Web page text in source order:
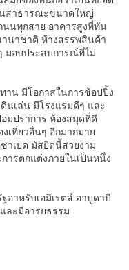
สาธารณะขนาดใหญ่
นทุกสาย อาคารสูงที่ทัน
านาชาติ ห้างสรรพสินค้า
มอบประสบการณ์ที่ไม่
าน มีโอกาสในการช้อปปิ้ง
นเล่น มีโรงแรมดีๆ และ
มปราการ ห้องสมุดที่ดี
เที่ยวอื่นๆ อีกมากมาย
าเยด มัสยิดนี้สวยงาม
ารตกแต่งภายในเป็นหนึ่ง
อาหรับเอมิเรตส์ อาบูดาบี
ละมีอารยธรรม